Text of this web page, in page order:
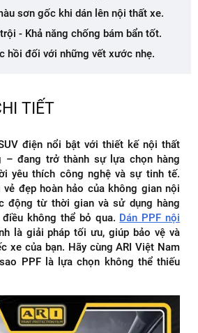
sơn gốc khi dán lên nội thất xe.
- Khả năng chống bám bẩn tốt.
hồi đối với những vết xước nhẹ.
TIẾT
điện nổi bật với thiết kế nội thất
– đang trở thành sự lựa chọn hàng
yêu thích công nghệ và sự tinh tế.
vẻ đẹp hoàn hảo của không gian nội
động từ thời gian và sử dụng hàng
không thể bỏ qua. Dán PPF nội
là giải pháp tối ưu, giúp bảo vệ và
xe của bạn. Hãy cùng ARI Việt Nam
PPF là lựa chọn không thể thiếu